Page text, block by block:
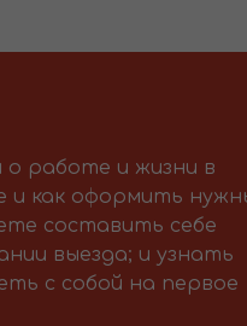
работе и жизни в
и как оформить
составить себе
выезда; и узнать
с собой на первое